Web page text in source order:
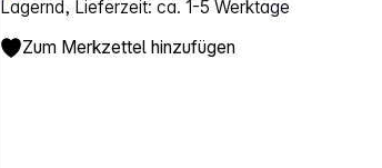
Lagernd, Lieferzeit: ca. 1-5 Werktage
Zum Merkzettel hinzufügen